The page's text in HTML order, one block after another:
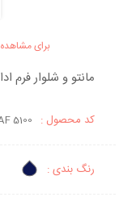
برای مشاهده
مانتو و شلوار فرم
کد محصول : 5100
رنگ بندی :